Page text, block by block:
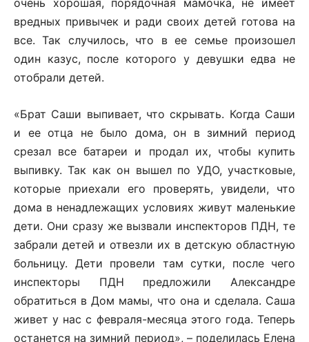
очень хорошая, порядочная мамочка, не имеет
вредных привычек и ради своих детей готова на
все. Так случилось, что в ее семье произошел
один казус, после которого у девушки едва не
отобрали детей.
«Брат Саши выпивает, что скрывать. Когда Саши
и ее отца не было дома, он в зимний период
срезал все батареи и продал их, чтобы купить
выпивку. Так как он вышел по УДО, участковые,
которые приехали его проверять, увидели, что
дома в ненадлежащих условиях живут маленькие
дети. Они сразу же вызвали инспекторов ПДН, те
забрали детей и отвезли их в детскую областную
больницу. Дети провели там сутки, после чего
инспекторы ПДН предложили Александре
обратиться в Дом мамы, что она и сделала. Саша
живет у нас с февраля-месяца этого года. Теперь
останется на зимний период», – поделилась Елена